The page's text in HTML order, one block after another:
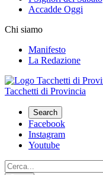
Accadde Oggi
Chi siamo
Manifesto
La Redazione
Tacchetti di Provincia
Social
Search
Facebook
Instagram
Youtube